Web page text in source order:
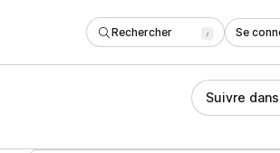
Rechercher / Se
Suivre